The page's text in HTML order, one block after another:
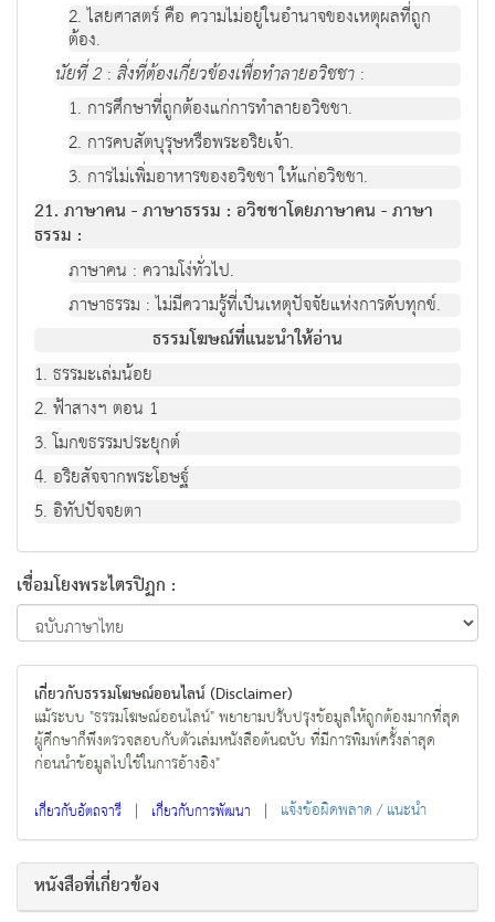
2. ไสยศาสตร์ คือ ความไม่อยู่ในอำนาจของเหตุผลที่ถูก
ต้อง.
นัยที่ 2:สิ่งที่ต้องเกี่ยวข้องเพื่อทำลายอวิชชา :
1. การศึกษาที่ถูกต้องแก่การทำลายอวิชชา.
2. การคบสัตบุรุษหรือพระอริยเจ้า.
3. การไม่เพิ่มอาหารของอวิชชา ให้แก่อวิชชา.
21. ภาษาคน - ภาษาธรรม : อวิชชาโดยภาษาคน - ภาษา
ธรรม :
ภาษาคน : ความโง่ทั่วไป.
ภาษาธรรม : ไม่มีความรู้ที่เป็นเหตุปัจจัยแห่งการดับทุกข์.
ธรรมโฆษณ์ที่แนะนำให้อ่าน
1. ธรรมะเล่มน้อย
2. ฟ้าสางฯ ตอน 1
3. โมกขธรรมประยุกต์
4. อริยสัจจากพระโอษฐ์
5. อิทัปปัจจยตา
เชื่อมโยงพระไตรปิฏก :
เกี่ยวกับธรรมโฆษณ์ออนไลน์ (Disclaimer)
แม้ระบบ "ธรรมโฆษณ์ออนไลน์" พยายามปรับปรุงข้อมูลให้ถูกต้องมากที่สุด
ผู้ศึกษาก็พึงตรวจสอบกับตัวเล่มหนังสือต้นฉบับ ที่มีการพิมพ์ครั้งล่าสุด
ก่อนนำข้อมูลไปใช้ในการอ้างอิง"
เกี่ยวกับอัตถจารี | เกี่ยวกับการพัฒนา | แจ้งข้อผิดพลาด / แนะนำ
หนังสือที่เกี่ยวข้อง